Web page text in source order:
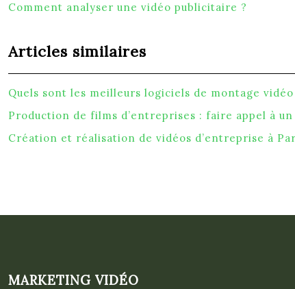
Comment analyser une vidéo publicitaire ?
Articles similaires
Quels sont les meilleurs logiciels de montage vidéo
Production de films d’entreprises : faire appel à un
Création et réalisation de vidéos d’entreprise à
MARKETING VIDÉO